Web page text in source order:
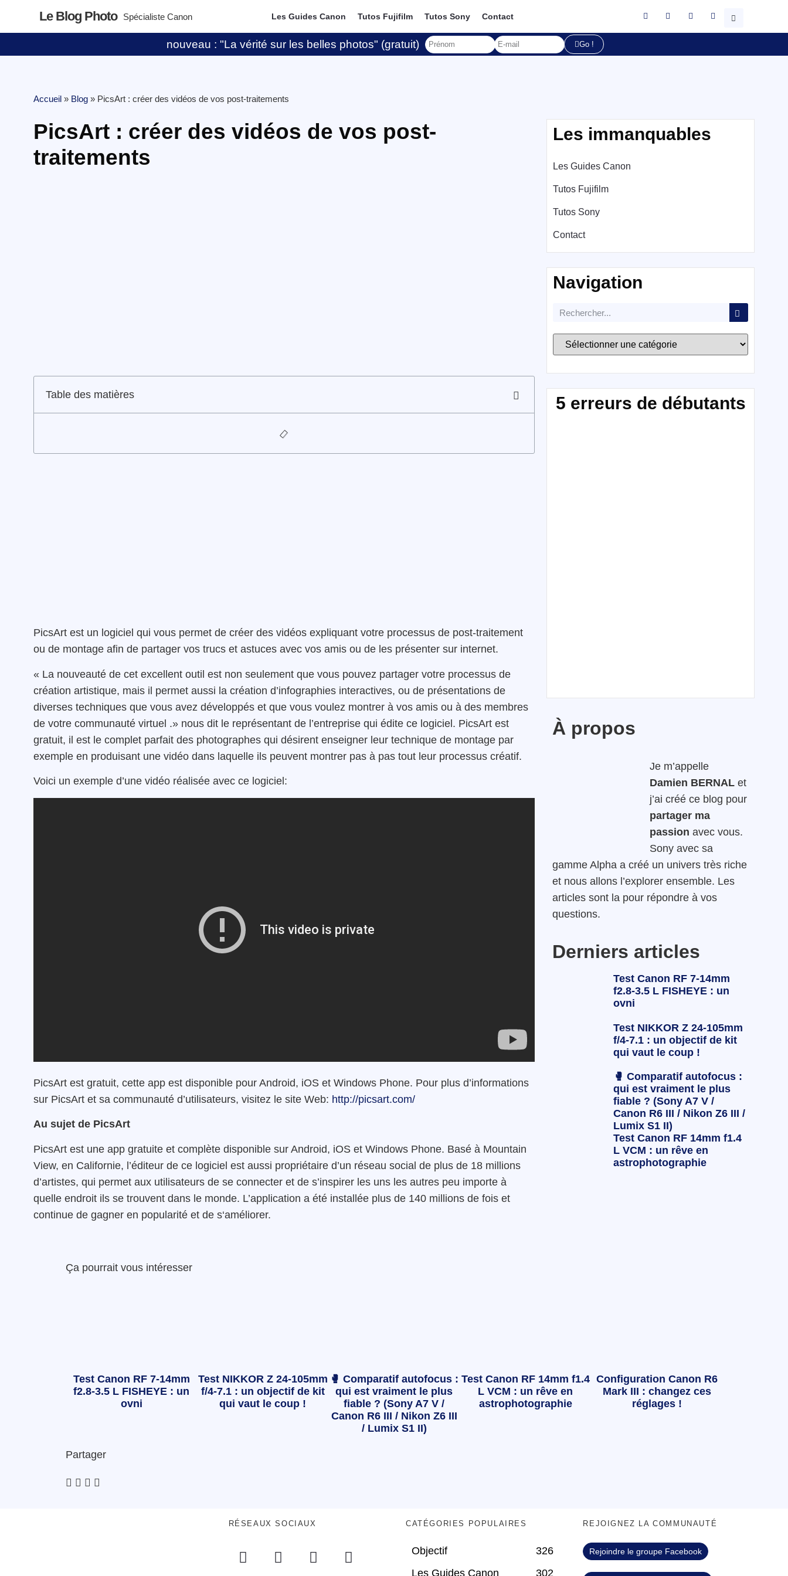
Le Blog Photo Spécialiste Canon Les Guides Canon Tutos Fujifilm Tutos Sony Contact
nouveau : "La vérité sur les belles photos" (gratuit) Go !
Accueil » Blog » PicsArt : créer des vidéos de vos post-traitements
PicsArt : créer des vidéos de vos post-
traitements
Table des matières
PicsArt est un logiciel qui vous permet de créer des vidéos expliquant votre processus de post-traitement
ou de montage afin de partager vos trucs et astuces avec vos amis ou de les présenter sur internet.
« La nouveauté de cet excellent outil est non seulement que vous pouvez partager votre processus de
création artistique, mais il permet aussi la création d’infographies interactives, ou de présentations de
diverses techniques que vous avez développés et que vous voulez montrer à vos amis ou à des membres
de votre communauté virtuel .» nous dit le représentant de l’entreprise qui édite ce logiciel. PicsArt est
gratuit, il est le complet parfait des photographes qui désirent enseigner leur technique de montage par
exemple en produisant une vidéo dans laquelle ils peuvent montrer pas à pas tout leur processus créatif.
Voici un exemple d’une vidéo réalisée avec ce logiciel:
PicsArt est gratuit, cette app est disponible pour Android, iOS et Windows Phone. Pour plus d’informations
sur PicsArt et sa communauté d’utilisateurs, visitez le site Web: http://picsart.com/
Au sujet de PicsArt
PicsArt est une app gratuite et complète disponible sur Android, iOS et Windows Phone. Basé à Mountain
View, en Californie, l’éditeur de ce logiciel est aussi propriétaire d’un réseau social de plus de 18 millions
d’artistes, qui permet aux utilisateurs de se connecter et de s’inspirer les uns les autres peu importe à
quelle endroit ils se trouvent dans le monde. L’application a été installée plus de 140 millions de fois et
continue de gagner en popularité et de s‘améliorer.
Les immanquables
Les Guides Canon
Tutos Fujifilm
Tutos Sony
Contact
Navigation
5 erreurs de débutants
À propos
Je m’appelle
Damien BERNAL et
j’ai créé ce blog pour
partager ma
passion avec vous.
Sony avec sa
gamme Alpha a créé un univers très riche
et nous allons l’explorer ensemble. Les
articles sont la pour répondre à vos
questions.
Derniers articles
Test Canon RF 7-14mm
f2.8-3.5 L FISHEYE : un
ovni
Test NIKKOR Z 24-105mm
f/4-7.1 : un objectif de kit
qui vaut le coup !
🥊 Comparatif autofocus :
qui est vraiment le plus
fiable ? (Sony A7 V /
Canon R6 III / Nikon Z6 III /
Lumix S1 II)
Test Canon RF 14mm f1.4
L VCM : un rêve en
astrophotographie
Ça pourrait vous intéresser
Test Canon RF 7-14mm
f2.8-3.5 L FISHEYE : un
ovni
Test NIKKOR Z 24-105mm
f/4-7.1 : un objectif de kit
qui vaut le coup !
🥊 Comparatif autofocus :
qui est vraiment le plus
fiable ? (Sony A7 V /
Canon R6 III / Nikon Z6 III
/ Lumix S1 II)
Test Canon RF 14mm f1.4
L VCM : un rêve en
astrophotographie
Configuration Canon R6
Mark III : changez ces
réglages !
Partager
RÉSEAUX SOCIAUX CATÉGORIES POPULAIRES
Objectif
326
Les Guides Canon
302
REJOIGNEZ LA COMMUNAUTÉ
Rejoindre le groupe Facebook